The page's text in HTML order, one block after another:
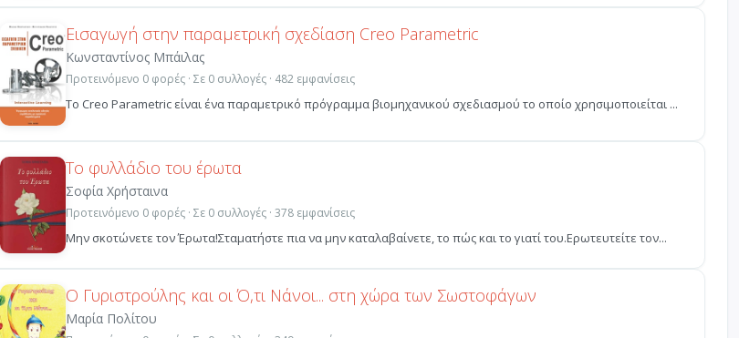
Εισαγωγή στην παραμετρική σχεδίαση Creo Parametric
Κωνσταντίνος Μπάιλας
Προτεινόμενο 0 φορές · Σε 0 συλλογές · 482 εμφανίσεις
Το Creo Parametric είναι ένα παραμετρικό πρόγραμμα βιομηχανικού σχεδιασμού το οποίο χρησιμοποιείται ...
Το φυλλάδιο του έρωτα
Σοφία Χρήσταινα
Προτεινόμενο 0 φορές · Σε 0 συλλογές · 378 εμφανίσεις
Μην σκοτώνετε τον Έρωτα!Σταματήστε πια να μην καταλαβαίνετε, το πώς και το γιατί του.Ερωτευτείτε τον...
Ο Γυριστρούλης και οι Ό,τι Νάνοι... στη χώρα των Σωστοφάγων
Μαρία Πολίτου